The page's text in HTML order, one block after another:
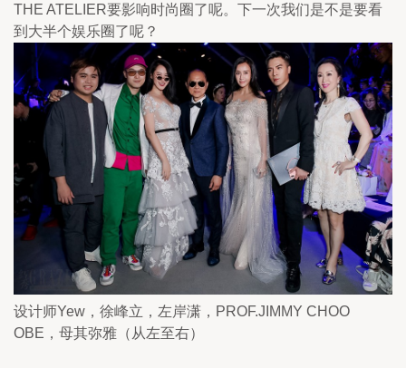
THE ATELIER要影响时尚圈了呢。下一次我们是不是要看
到大半个娱乐圈了呢？
设计师Yew，徐峰立，左岸潇，PROF.JIMMY CHOO
OBE，母其弥雅（从左至右）